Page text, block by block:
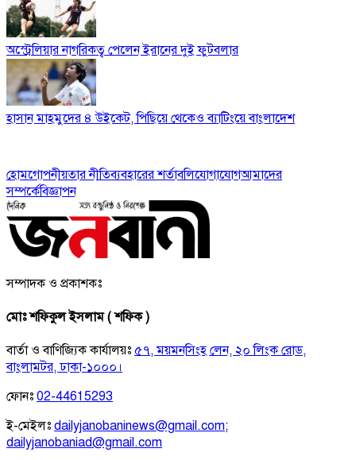
অস্ট্রেলিয়ার নাগরিকত্ব পেলেন ইরানের দুই ফুটবলার
হাসান মাহমুদের ৪ উইকেট, পিছিয়ে থেকেও ব্যাটিংয়ে বাংলাদেশ
হোমগোপনীয়তার নীতিব্যবহারের শর্তাবলিযোগাযোগআমাদের
সম্পর্কেবিজ্ঞাপন
সম্পাদক ও প্রকাশকঃ
মোঃ শফিকুল ইসলাম ( শফিক )
বার্তা ও বাণিজ্যিক কার্যালয়ঃ ৫৭, ময়মনসিংহ লেন, ২০ লিংক রোড,
বাংলামটর, ঢাকা-১০০০।
ফোনঃ 02-44615293
ই-মেইলঃ dailyjanobaninews@gmail.com;
dailyjanobaniad@gmail.com